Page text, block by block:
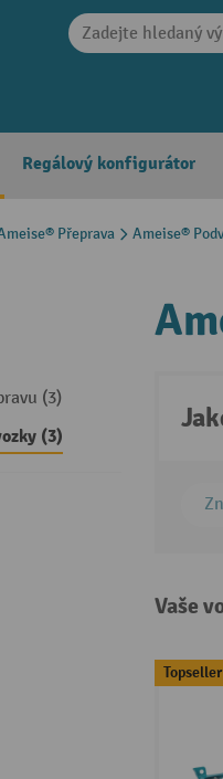
Regálový konfigurátor
Přeprava Ameise®
(3)
(3)
Vaše
Topseller